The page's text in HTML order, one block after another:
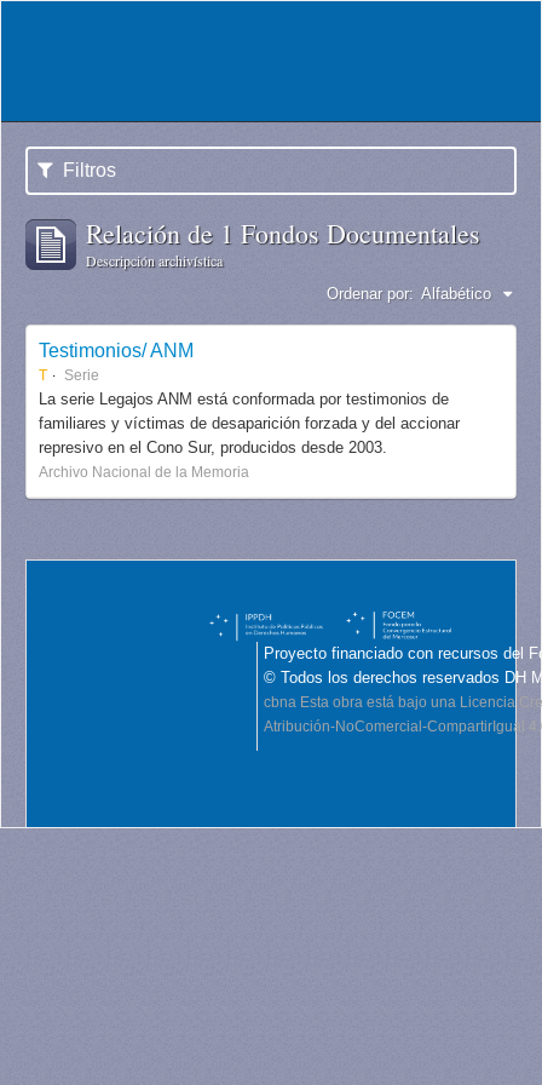
Filtros
Relación de 1 Fondos Documentales
Descripción archivística
Ordenar por: Alfabético
Testimonios/ ANM
T Serie
La serie Legajos ANM está conformada por testimonios de
familiares y víctimas de desaparición forzada y del accionar
represivo en el Cono Sur, producidos desde 2003.
Archivo Nacional de la Memoria
Proyecto financiado con recursos del
© Todos los derechos reservados DH
cbna Esta obra está bajo una Licencia
Atribución-NoComercial-CompartirIgual